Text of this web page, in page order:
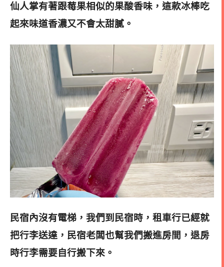
仙人掌有著跟莓果相似的果酸香味，這款冰棒吃
起來味道香濃又不會太甜膩。
民宿內沒有電梯，我們到民宿時，租車行已經就
把行李送達，民宿老闆也幫我們搬進房間，退房
時行李需要自行搬下來。